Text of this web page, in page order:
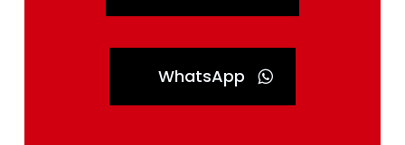
WhatsApp